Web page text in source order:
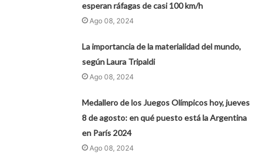
esperan ráfagas de casi 100 km/h
Ago 08, 2024
La importancia de la materialidad del mundo,
según Laura Tripaldi
Ago 08, 2024
Medallero de los Juegos Olímpicos hoy, jueves
8 de agosto: en qué puesto está la Argentina
en París 2024
Ago 08, 2024